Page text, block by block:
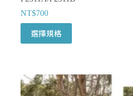
NT$700
選擇規格
產
多
種